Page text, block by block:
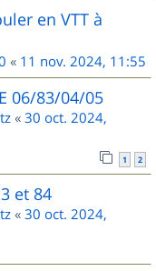
en VTT à
« 11 nov. 2024, 11:55
06/83/04/05
« 30 oct. 2024,
1 2
et 84
« 30 oct. 2024,